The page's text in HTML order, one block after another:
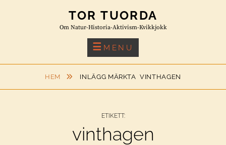
TOR TUORDA
Om Natur-Historia-Aktivism-Kvikkjokk
MENU
HEM INLÄGG MÄRKTAVINTHAGEN
ETIKETT:
vinthagen